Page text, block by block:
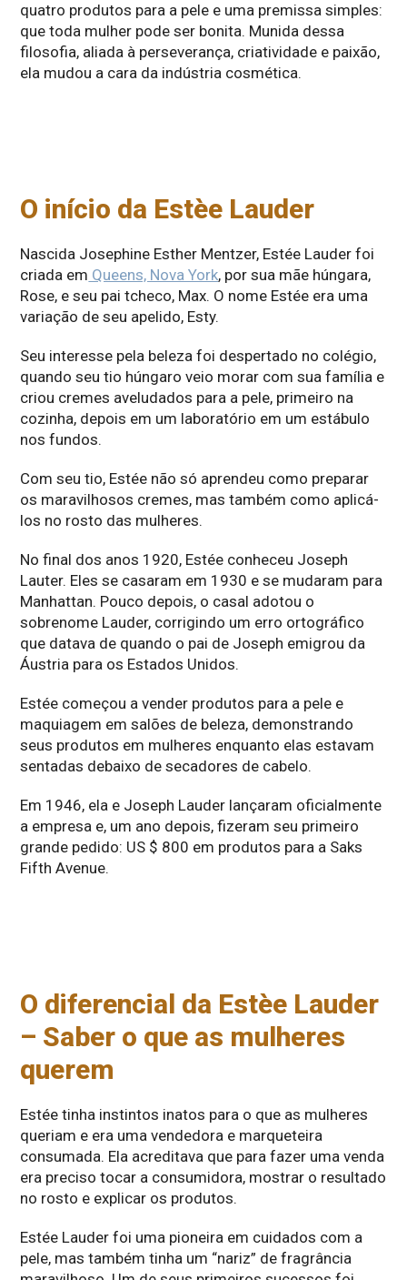
quatro produtos para a pele e uma premissa simples:
que toda mulher pode ser bonita. Munida dessa
filosofia, aliada à perseverança, criatividade e paixão,
ela mudou a cara da indústria cosmética.
O início da Estèe Lauder
Nascida Josephine Esther Mentzer, Estée Lauder foi
criada em Queens, Nova York, por sua mãe húngara,
Rose, e seu pai tcheco, Max. O nome Estée era uma
variação de seu apelido, Esty.
Seu interesse pela beleza foi despertado no colégio,
quando seu tio húngaro veio morar com sua família e
criou cremes aveludados para a pele, primeiro na
cozinha, depois em um laboratório em um estábulo
nos fundos.
Com seu tio, Estée não só aprendeu como preparar
os maravilhosos cremes, mas também como aplicá-
los no rosto das mulheres.
No final dos anos 1920, Estée conheceu Joseph
Lauter. Eles se casaram em 1930 e se mudaram para
Manhattan. Pouco depois, o casal adotou o
sobrenome Lauder, corrigindo um erro ortográfico
que datava de quando o pai de Joseph emigrou da
Áustria para os Estados Unidos.
Estée começou a vender produtos para a pele e
maquiagem em salões de beleza, demonstrando
seus produtos em mulheres enquanto elas estavam
sentadas debaixo de secadores de cabelo.
Em 1946, ela e Joseph Lauder lançaram oficialmente
a empresa e, um ano depois, fizeram seu primeiro
grande pedido: US $ 800 em produtos para a Saks
Fifth Avenue.
O diferencial da Estèe Lauder
– Saber o que as mulheres
querem
Estée tinha instintos inatos para o que as mulheres
queriam e era uma vendedora e marqueteira
consumada. Ela acreditava que para fazer uma venda
era preciso tocar a consumidora, mostrar o resultado
no rosto e explicar os produtos.
Estée Lauder foi uma pioneira em cuidados com a
pele, mas também tinha um “nariz” de fragrância